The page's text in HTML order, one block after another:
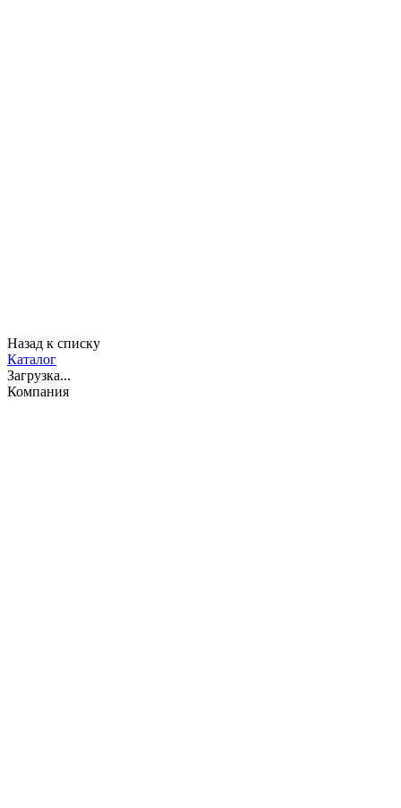
Назад к списку
Каталог
Загрузка...
Компания